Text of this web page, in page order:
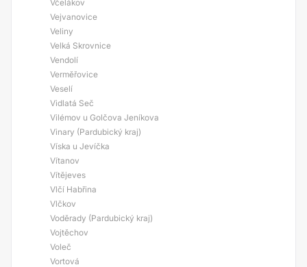
Včelákov
Vejvanovice
Veliny
Velká Skrovnice
Vendolí
Verměřovice
Veselí
Vidlatá Seč
Vilémov u Golčova Jeníkova
Vinary (Pardubický kraj)
Víska u Jevíčka
Vítanov
Vítějeves
Vlčí Habřina
Vlčkov
Voděrady (Pardubický kraj)
Vojtěchov
Voleč
Vortová